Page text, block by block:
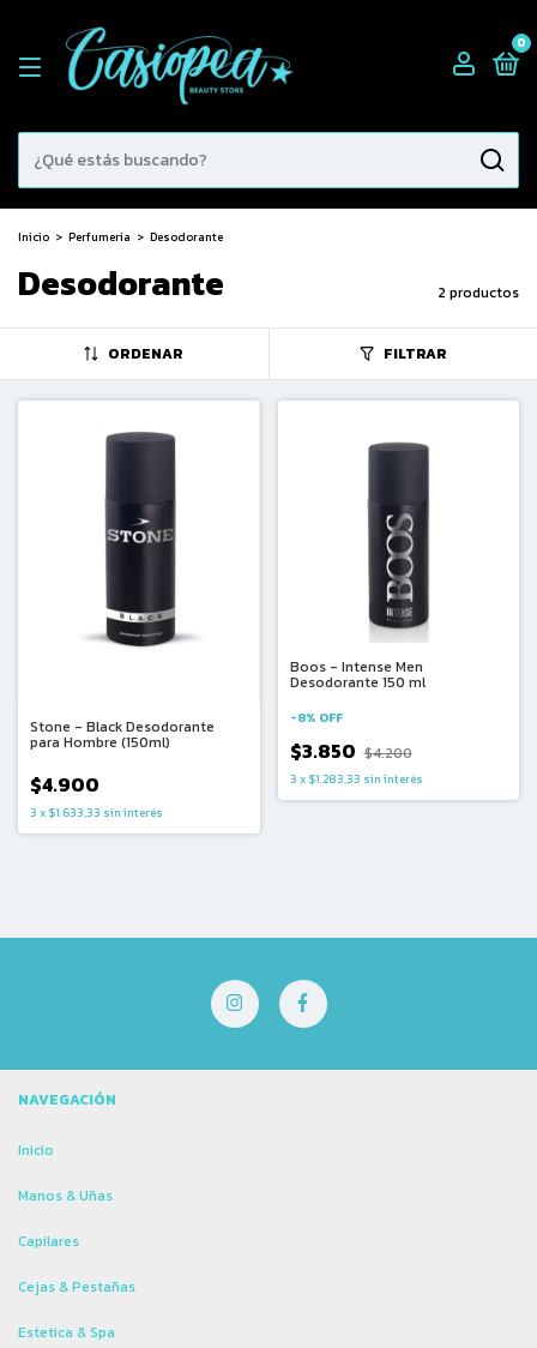
0
Inicio > Perfumeria > Desodorante
Desodorante 2 productos
ORDENAR FILTRAR
Stone - Black Desodorante
para Hombre (150ml)
$4.900
3 x $1.633,33 sin interés
Boos - Intense Men
Desodorante 150 ml
-8% OFF
$3.850 $4.200
3 x $1.283,33 sin interés
NAVEGACIÓN
Inicio
Manos & Uñas
Capilares
Cejas & Pestañas
Estetica & Spa